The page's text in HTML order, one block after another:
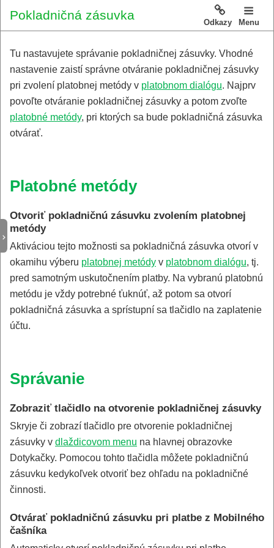
Pokladničná zásuvka
Odkazy Menu
Tu nastavujete správanie pokladničnej zásuvky. Vhodné
nastavenie zaistí správne otváranie pokladničnej zásuvky
pri zvolení platobnej metódy v platobnom dialógu. Najprv
povoľte otváranie pokladničnej zásuvky a potom zvoľte
platobné metódy, pri ktorých sa bude pokladničná zásuvka
otvárať.
Platobné metódy
Otvoriť pokladničnú zásuvku zvolením platobnej
metódy
Aktiváciou tejto možnosti sa pokladničná zásuvka otvorí v
okamihu výberu platobnej metódy v platobnom dialógu, tj.
pred samotným uskutočnením platby. Na vybranú platobnú
metódu je vždy potrebné ťuknúť, až potom sa otvorí
pokladničná zásuvka a sprístupní sa tlačidlo na zaplatenie
účtu.
Správanie
Zobraziť tlačidlo na otvorenie pokladničnej zásuvky
Skryje či zobrazí tlačidlo pre otvorenie pokladničnej
zásuvky vdlaždicovom menu na hlavnej obrazovke
Dotykačky. Pomocou tohto tlačidla môžete pokladničnú
zásuvku kedykoľvek otvoriť bez ohľadu na pokladničné
činnosti.
Otvárať pokladničnú zásuvku pri platbe z Mobilného
čašníka